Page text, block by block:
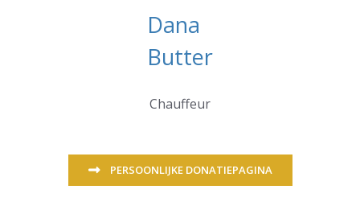
Dana
Butter
Chauffeur
PERSOONLIJKE DONATIEPAGINA